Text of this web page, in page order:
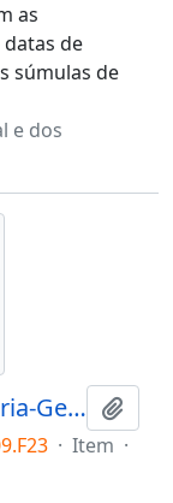
as
de
súmulas de
e dos
Medalha Mérito da Procuradoria-Geral do Distrito Federal
· Item ·